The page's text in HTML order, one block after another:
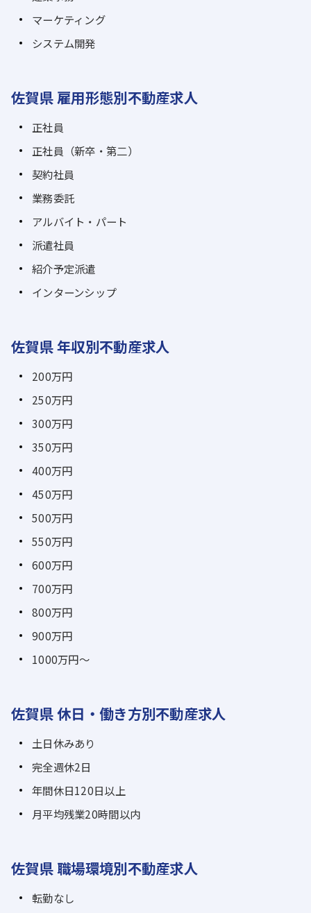
マーケティング
システム開発
佐賀県 雇用形態別不動産求人
正社員
正社員（新卒・第二）
契約社員
業務委託
アルバイト・パート
派遣社員
紹介予定派遣
インターンシップ
佐賀県 年収別不動産求人
200万円
250万円
300万円
350万円
400万円
450万円
500万円
550万円
600万円
700万円
800万円
900万円
1000万円～
佐賀県 休日・働き方別不動産求人
土日休みあり
完全週休2日
年間休日120日以上
月平均残業20時間以内
佐賀県 職場環境別不動産求人
転勤なし